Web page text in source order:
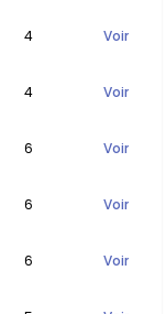
4 Voir
4 Voir
6 Voir
6 Voir
6 Voir